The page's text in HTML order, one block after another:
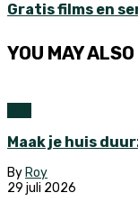
Gratis films en
YOU MAY
Maak je huis
By Roy
29 juli 2026